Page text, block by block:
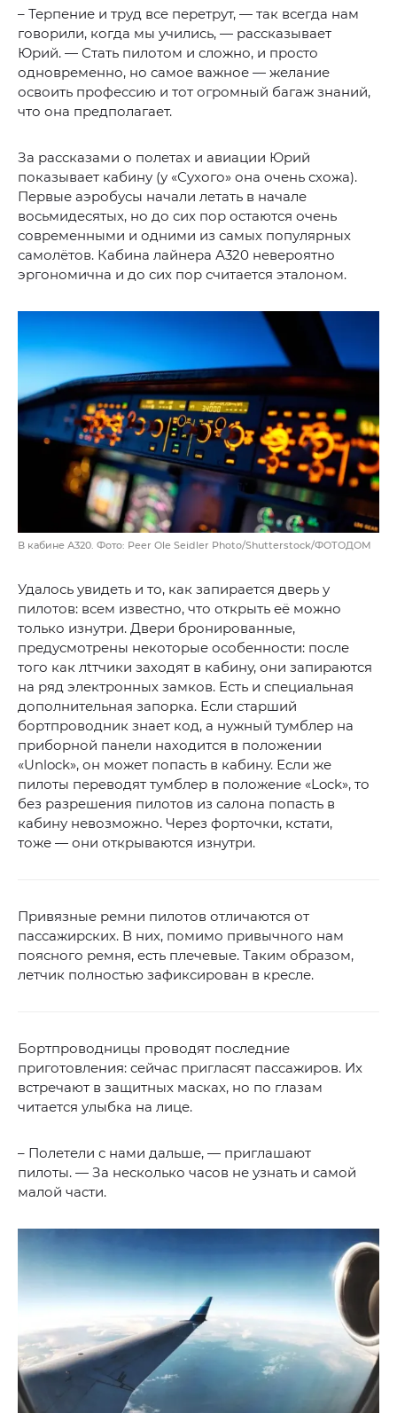
– Терпение и труд все перетрут, — так всегда нам
говорили, когда мы учились, — рассказывает
Юрий. — Стать пилотом и сложно, и просто
одновременно, но самое важное — желание
освоить профессию и тот огромный багаж знаний,
что она предполагает.
За рассказами о полетах и авиации Юрий
показывает кабину (у «Сухого» она очень схожа).
Первые аэробусы начали летать в начале
восьмидесятых, но до сих пор остаются очень
современными и одними из самых популярных
самолётов. Кабина лайнера А320 невероятно
эргономична и до сих пор считается эталоном.
В кабине А320. Фото: Peer Ole Seidler Photo/Shutterstock/ФОТОДОМ
Удалось увидеть и то, как запирается дверь у
пилотов: всем известно, что открыть её можно
только изнутри. Двери бронированные,
предусмотрены некоторые особенности: после
того как лtтчики заходят в кабину, они запираются
на ряд электронных замков. Есть и специальная
дополнительная запорка. Если старший
бортпроводник знает код, а нужный тумблер на
приборной панели находится в положении
«Unlock», он может попасть в кабину. Если же
пилоты переводят тумблер в положение «Lock», то
без разрешения пилотов из салона попасть в
кабину невозможно. Через форточки, кстати,
тоже — они открываются изнутри.
Привязные ремни пилотов отличаются от
пассажирских. В них, помимо привычного нам
поясного ремня, есть плечевые. Таким образом,
летчик полностью зафиксирован в кресле.
Бортпроводницы проводят последние
приготовления: сейчас пригласят пассажиров. Их
встречают в защитных масках, но по глазам
читается улыбка на лице.
– Полетели с нами дальше, — приглашают
пилоты. — За несколько часов не узнать и самой
малой части.